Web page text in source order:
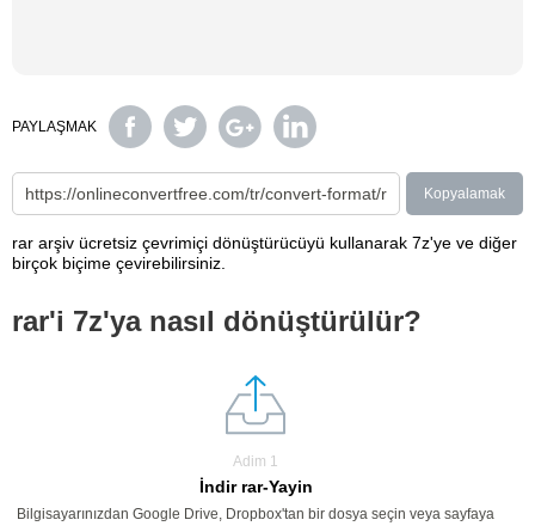
PAYLAŞMAK
Kopyalamak
rar arşiv ücretsiz çevrimiçi dönüştürücüyü kullanarak 7z'ye ve diğer
birçok biçime çevirebilirsiniz.
rar'i 7z'ya nasıl dönüştürülür?
Adim 1
İndir rar-Yayin
Bilgisayarınızdan Google Drive, Dropbox'tan bir dosya seçin veya sayfaya